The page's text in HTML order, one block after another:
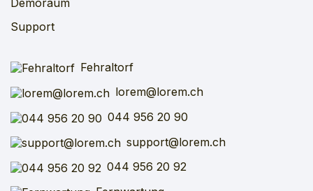
Support
Fehraltorf
lorem@lorem.ch
044 956 20 90
support@lorem.ch
044 956 20 92